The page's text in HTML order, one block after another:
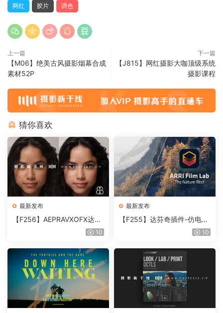
网红
胶片 调色
上一篇
【M06】绝美古风摄影烟幕合成
素材52P
下一篇
【J815】网红摄影大咖顶级系统
摄影课程
猜你喜欢
最新发布
【F256】AEPRAVXOFX达芬
奇视频人像磨皮润肤美颜插件
10
最新发布
【F255】达芬奇插件-仿电影
胶片视频调色插件 ARRI Film
10